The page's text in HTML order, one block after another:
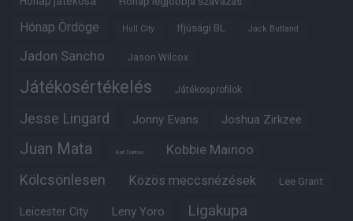
Hónap Ördöge Hull City Ifjúsági BL Jack Butland
Jadon Sancho Jason Wilcox
Játékosértékelés Játékosprofilok
Jesse Lingard Jonny Evans Joshua Zirkzee
Juan Mata Karl Darlow Kobbie Mainoo
Kölcsönlesen Közös meccsnézések Lee Grant
Leicester City Leny Yoro Ligakupa